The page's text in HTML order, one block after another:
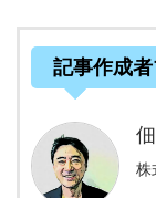
記事作成
株